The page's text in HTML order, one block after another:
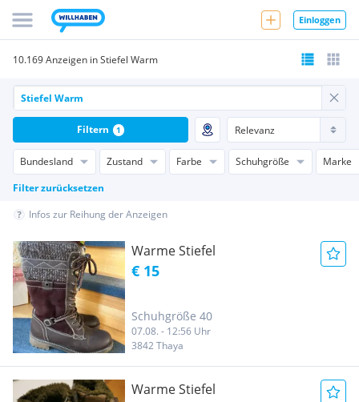
Einloggen
10.169 Anzeigen in Stiefel Warm
Bundesland Zustand Farbe Schuhgröße
Marke
Filter zurücksetzen
Filtern 1
Infos zur Reihung der Anzeigen
Warme Stiefel
€ 15
Schuhgröße 40
07.08. - 12:56 Uhr
3842 Thaya
Warme Stiefel